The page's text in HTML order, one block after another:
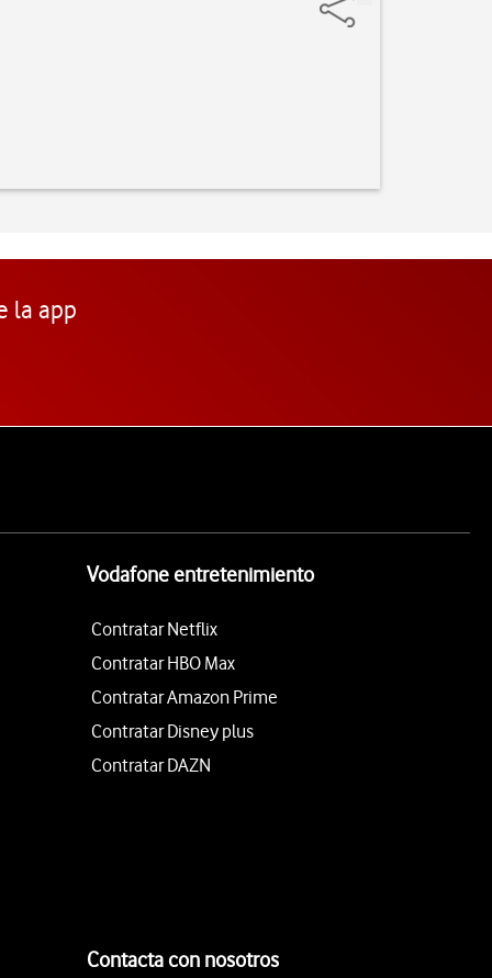
la app
Vodafone entretenimiento
Contratar Netflix
Contratar HBO Max
Contratar Amazon Prime
Contratar Disney plus
Contratar DAZN
Contacta con nosotros